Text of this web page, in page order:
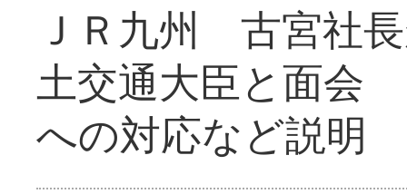
ＪＲ九州 古宮社
土交通大臣と面会
への対応など説明